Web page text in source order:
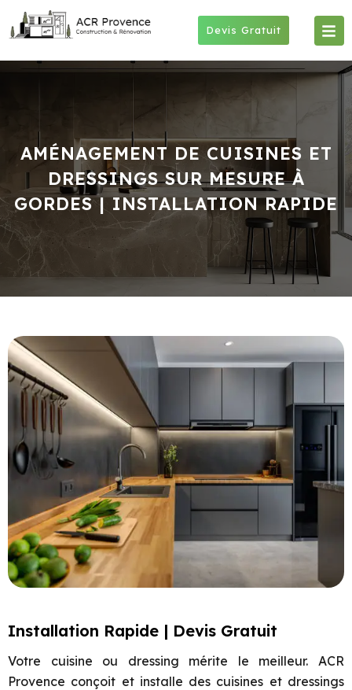
Devis Gratuit
AMÉNAGEMENT DE CUISINES ET
DRESSINGS SUR MESURE À
GORDES | INSTALLATION RAPIDE
Installation Rapide | Devis Gratuit
Votre cuisine ou dressing mérite le meilleur. ACR
Provence conçoit et installe des cuisines et dressings